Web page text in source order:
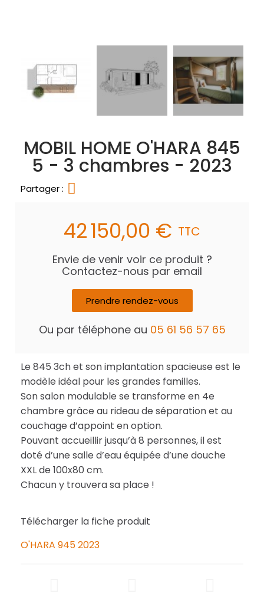
MOBIL HOME O'HARA 845
5 - 3 chambres - 2023
Partager :
42 150,00 € TTC
Envie de venir voir ce produit ?
Contactez-nous par email
Prendre rendez-vous
Ou par téléphone au 05 61 56 57 65
Le 845 3ch et son implantation spacieuse est le
modèle idéal pour les grandes familles.
Son salon modulable se transforme en 4e
chambre grâce au rideau de séparation et au
couchage d’appoint en option.
Pouvant accueillir jusqu’à 8 personnes, il est
doté d’une salle d’eau équipée d’une douche
XXL de 100x80 cm.
Chacun y trouvera sa place !
Télécharger la fiche produit
O'HARA 945 2023